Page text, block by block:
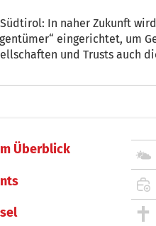
In naher Zukunft
eingerichtet, um
und Trusts auch
beim Handelsregister
Überblick